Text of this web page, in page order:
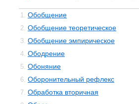
1. Обобщение
2. Обобщение теоретическое
3. Обобщение эмпирическое
4. Ободрение
5. Обоняние
6. Оборонительный рефлекс
7. Обработка вторичная